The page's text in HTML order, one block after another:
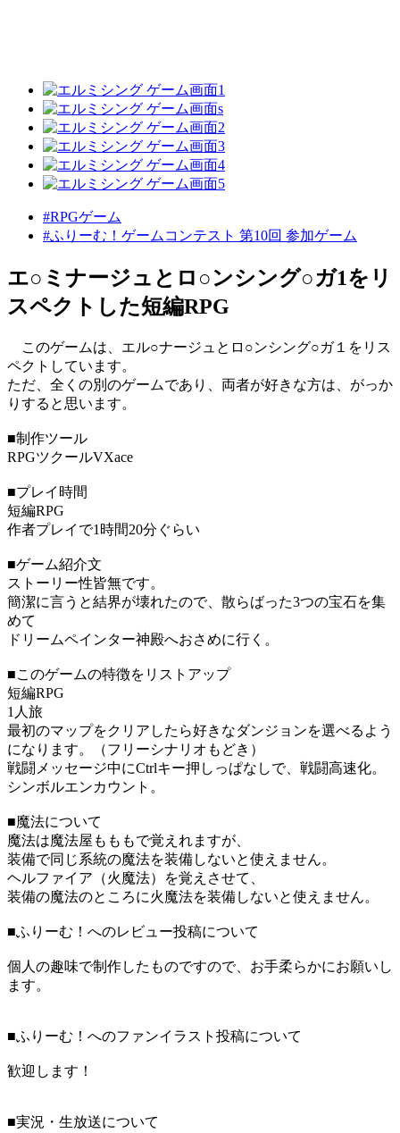
#RPGゲーム
#ふりーむ！ゲームコンテスト 第10回 参加ゲーム
エ○ミナージュとロ○ンシング○ガ1をリ
スペクトした短編RPG
このゲームは、エル○ナージュとロ○ンシング○ガ１をリス
ペクトしています。
ただ、全くの別のゲームであり、両者が好きな方は、がっか
りすると思います。
■制作ツール
RPGツクールVXace
■プレイ時間
短編RPG
作者プレイで1時間20分ぐらい
■ゲーム紹介文
ストーリー性皆無です。
簡潔に言うと結界が壊れたので、散らばった3つの宝石を集
めて
ドリームペインター神殿へおさめに行く。
■このゲームの特徴をリストアップ
短編RPG
1人旅
最初のマップをクリアしたら好きなダンジョンを選べるよう
になります。（フリーシナリオもどき）
戦闘メッセージ中にCtrlキー押しっぱなしで、戦闘高速化。
シンボルエンカウント。
■魔法について
魔法は魔法屋もももで覚えれますが、
装備で同じ系統の魔法を装備しないと使えません。
ヘルファイア（火魔法）を覚えさせて、
装備の魔法のところに火魔法を装備しないと使えません。
■ふりーむ！へのレビュー投稿について
個人の趣味で制作したものですので、お手柔らかにお願いし
ます。
■ふりーむ！へのファンイラスト投稿について
歓迎します！
■実況・生放送について